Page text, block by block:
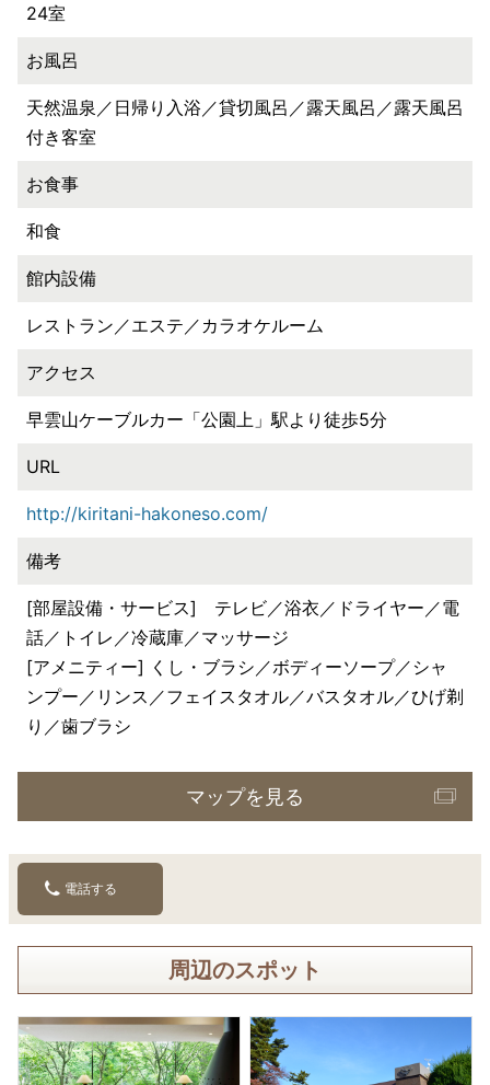
24室
お風呂
天然温泉／日帰り入浴／貸切風呂／露天風呂／露天風呂
付き客室
お食事
和食
館内設備
レストラン／エステ／カラオケルーム
アクセス
早雲山ケーブルカー「公園上」駅より徒歩5分
URL
http://kiritani-hakoneso.com/
備考
[部屋設備・サービス] テレビ／浴衣／ドライヤー／電
話／トイレ／冷蔵庫／マッサージ
[アメニティー] くし・ブラシ／ボディーソープ／シャ
ンプー／リンス／フェイスタオル／バスタオル／ひげ剃
り／歯ブラシ
マップを見る
電話する
周辺のスポット